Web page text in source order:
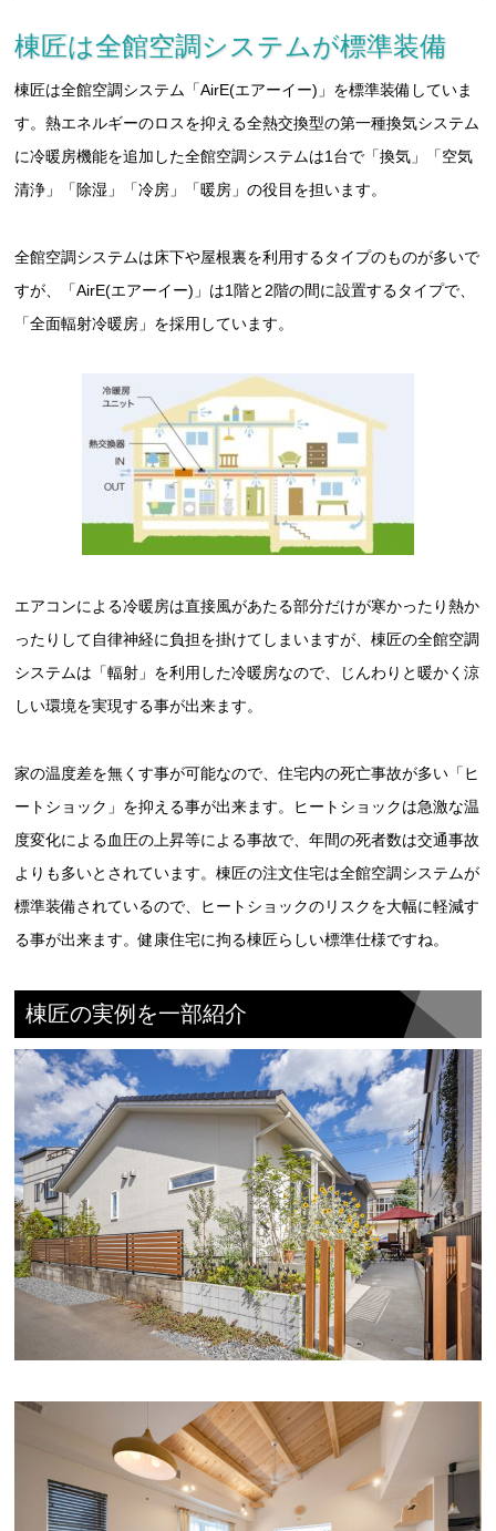
棟匠は全館空調システムが標準装備
棟匠は全館空調システム「AirE(エアーイー)」を標準装備していま
す。熱エネルギーのロスを抑える全熱交換型の第一種換気システム
に冷暖房機能を追加した全館空調システムは1台で「換気」「空気
清浄」「除湿」「冷房」「暖房」の役目を担います。
全館空調システムは床下や屋根裏を利用するタイプのものが多いで
すが、「AirE(エアーイー)」は1階と2階の間に設置するタイプで、
「全面輻射冷暖房」を採用しています。
エアコンによる冷暖房は直接風があたる部分だけが寒かったり熱か
ったりして自律神経に負担を掛けてしまいますが、棟匠の全館空調
システムは「輻射」を利用した冷暖房なので、じんわりと暖かく涼
しい環境を実現する事が出来ます。
家の温度差を無くす事が可能なので、住宅内の死亡事故が多い「ヒ
ートショック」を抑える事が出来ます。ヒートショックは急激な温
度変化による血圧の上昇等による事故で、年間の死者数は交通事故
よりも多いとされています。棟匠の注文住宅は全館空調システムが
標準装備されているので、ヒートショックのリスクを大幅に軽減す
る事が出来ます。健康住宅に拘る棟匠らしい標準仕様ですね。
棟匠の実例を一部紹介